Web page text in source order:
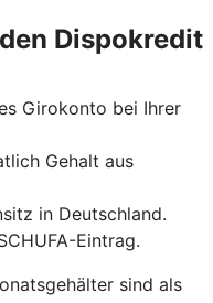
Dispokredit
Girokonto bei Ihrer
Gehalt aus
in Deutschland.
Eintrag.
sind als